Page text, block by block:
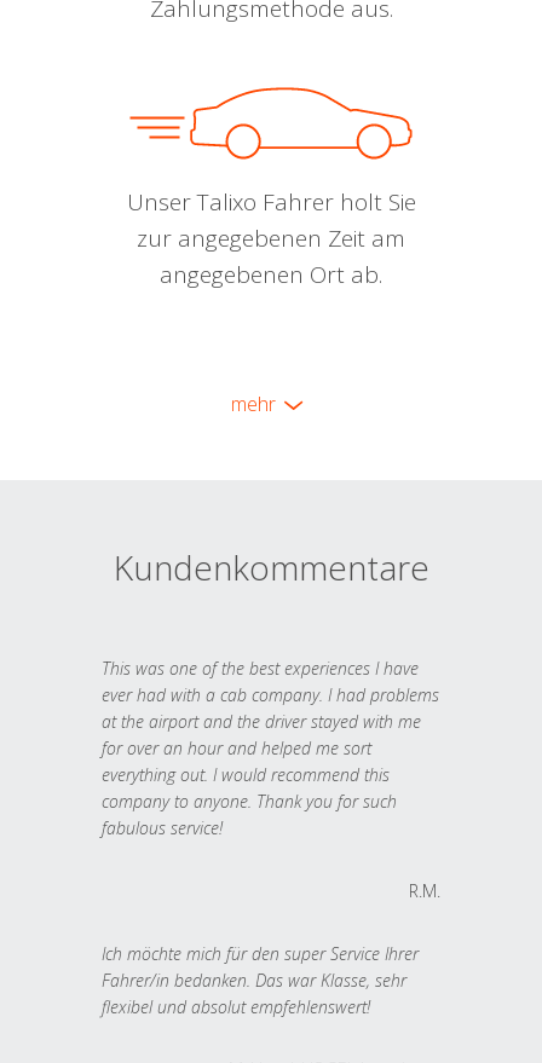
Zahlungsmethode aus.
Unser Talixo Fahrer holt Sie
zur angegebenen Zeit am
angegebenen Ort ab.
mehr
Kundenkommentare
This was one of the best experiences I have
ever had with a cab company. I had problems
at the airport and the driver stayed with me
for over an hour and helped me sort
everything out. I would recommend this
company to anyone. Thank you for such
fabulous service!
R.M.
Ich möchte mich für den super Service Ihrer
Fahrer/in bedanken. Das war Klasse, sehr
flexibel und absolut empfehlenswert!